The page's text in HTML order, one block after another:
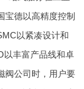
宝德以高精度控制
以紧凑设计和
以丰富产品线和卓
阀公司时，用户要